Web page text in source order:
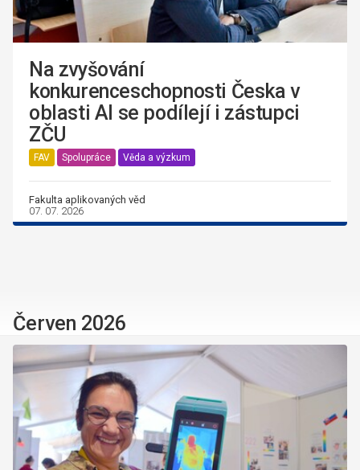
Na zvyšování
konkurenceschopnosti Česka v
oblasti AI se podílejí i zástupci
ZČU
FAV Spolupráce Věda a výzkum
Fakulta aplikovaných věd
07. 07. 2026
Červen 2026